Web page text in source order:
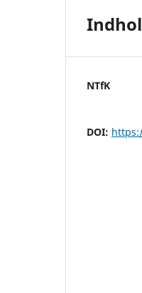
NTfK
DOI: